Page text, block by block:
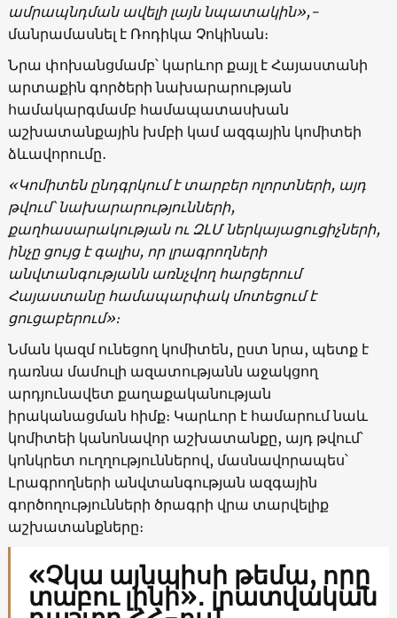
ամրապնդման ավելի լայն նպատակին»,-
մանրամասնել է Ռոդիկա Չոկինան։
Նրա փոխանցմամբ՝ կարևոր քայլ է Հայաստանի
արտաքին գործերի նախարարության
համակարգմամբ համապատասխան
աշխատանքային խմբի կամ ազգային կոմիտեի
ձևավորումը․
«Կոմիտեն ընդգրկում է տարբեր ոլորտների, այդ
թվում՝ նախարարությունների,
քաղհասարակության ու ԶԼՄ ներկայացուցիչների,
ինչը ցույց է գալիս, որ լրագրողների
անվտանգությանն առնչվող հարցերում
Հայաստանը համապարփակ մոտեցում է
ցուցաբերում»։
Նման կազմ ունեցող կոմիտեն, ըստ նրա, պետք է
դառնա մամուլի ազատությանն աջակցող
արդյունավետ քաղաքականության
իրականացման հիմք։ Կարևոր է համարում նաև
կոմիտեի կանոնավոր աշխատանքը, այդ թվում՝
կոնկրետ ուղղություններով, մասնավորապես՝
Լրագրողների անվտանգության ազգային
գործողությունների ծրագրի վրա տարվելիք
աշխատանքները։
«Չկա այնպիսի թեմա, որը
տաբու լինի»․ լրատվական